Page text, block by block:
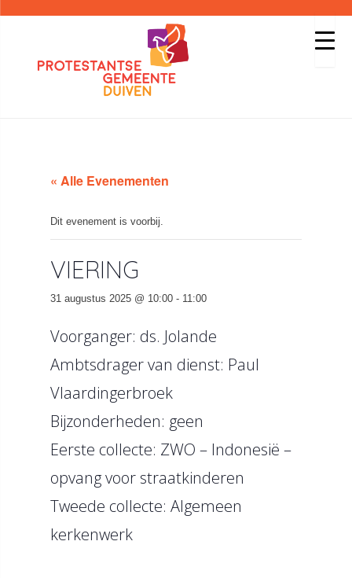
« Alle Evenementen
Dit evenement is voorbij.
VIERING
31 augustus 2025 @ 10:00 - 11:00
Voorganger: ds. Jolande
Ambtsdrager van dienst: Paul
Vlaardingerbroek
Bijzonderheden: geen
Eerste collecte: ZWO – Indonesië –
opvang voor straatkinderen
Tweede collecte: Algemeen
kerkenwerk